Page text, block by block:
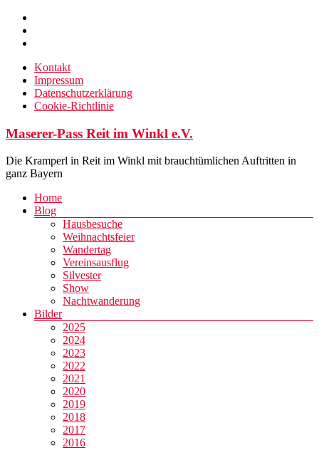
Zum
Inhalt
springen
Kontakt
Impressum
Datenschutzerklärung
Cookie-Richtlinie
Maserer-Pass Reit im Winkl e.V.
Die Kramperl in Reit im Winkl mit brauchtümlichen Auftritten in
ganz Bayern
Menü
Home
Blog
Hausbesuche
Weihnachtsfeier
Wandertag
Vereinsausflug
Silvester
Show
Nachtwanderung
Bilder
2025
2024
2023
2022
2021
2020
2019
2018
2017
2016